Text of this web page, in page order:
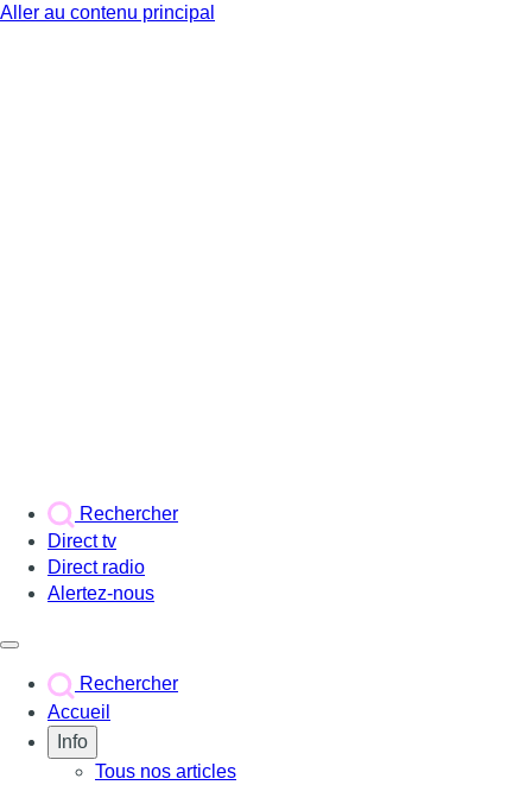
Aller au contenu principal
Rechercher
Direct tv
Direct radio
Alertez-nous
Rechercher
Accueil
Info
Tous nos articles